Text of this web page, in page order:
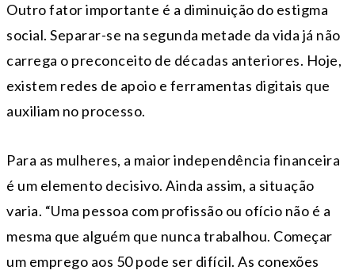
Outro fator importante é a diminuição do estigma
social. Separar-se na segunda metade da vida já não
carrega o preconceito de décadas anteriores. Hoje,
existem redes de apoio e ferramentas digitais que
auxiliam no processo.
Para as mulheres, a maior independência financeira
é um elemento decisivo. Ainda assim, a situação
varia. “Uma pessoa com profissão ou ofício não é a
mesma que alguém que nunca trabalhou. Começar
um emprego aos 50 pode ser difícil. As conexões